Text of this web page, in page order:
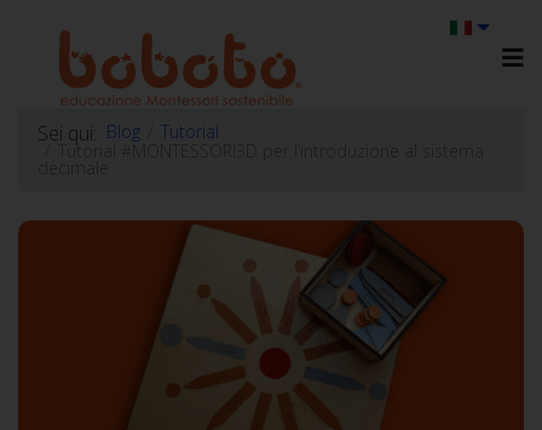
Sei qui: Blog
Tutorial
Tutorial #MONTESSORI3D per l’introduzione al sistema